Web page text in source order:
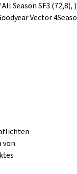
SF3
Vector
von